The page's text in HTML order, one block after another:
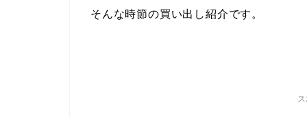
そんな時節の買い出し紹介です。